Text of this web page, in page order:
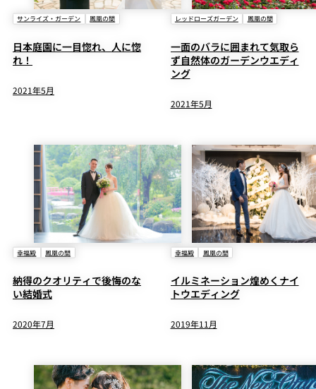
サンライズ・ガーデン 鳳凰の間
日本庭園に一目惚れ、人に惚
れ！
2021年5月
レッドローズガーデン 鳳凰の間
一面のバラに囲まれて気取ら
ず自然体のガーデンウエディ
ング
2021年5月
幸福殿 鳳凰の間
納得のクオリティで後悔のな
い結婚式
2020年7月
幸福殿 鳳凰の間
イルミネーション煌めくナイ
トウエディング
2019年11月